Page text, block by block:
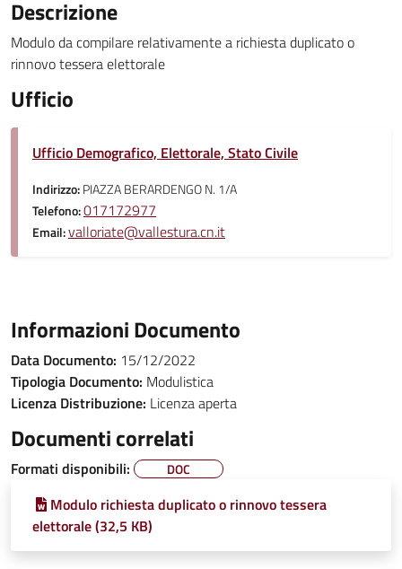
Descrizione
Modulo da compilare relativamente a richiesta duplicato o
rinnovo tessera elettorale
Ufficio
Ufficio Demografico, Elettorale, Stato Civile
Indirizzo:PIAZZA BERARDENGO N. 1/A
Telefono:017172977
Email:valloriate@vallestura.cn.it
Informazioni Documento
Data Documento: 15/12/2022
Tipologia Documento: Modulistica
Licenza Distribuzione: Licenza aperta
Documenti correlati
Formati disponibili: DOC
Modulo richiesta duplicato o rinnovo tessera
elettorale (32,5 KB)